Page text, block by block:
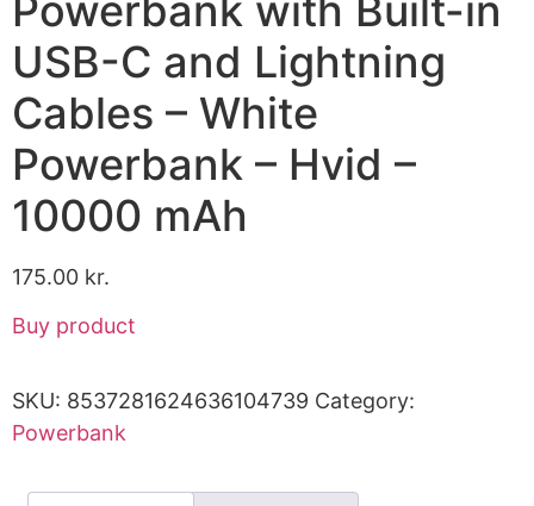
USB-C and Lightning
Cables – White
Powerbank – Hvid –
10000 mAh
175.00 kr.
Buy product
SKU: 8537281624636104739 Category:
Powerbank